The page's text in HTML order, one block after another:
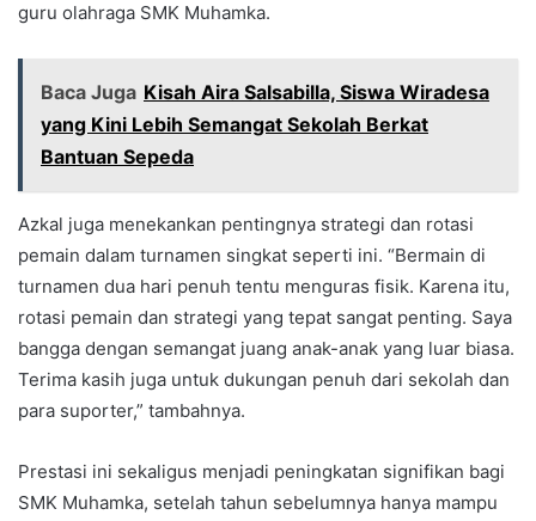
guru olahraga SMK Muhamka.
Baca Juga Kisah Aira Salsabilla, Siswa Wiradesa
yang Kini Lebih Semangat Sekolah Berkat
Bantuan Sepeda
Azkal juga menekankan pentingnya strategi dan rotasi
pemain dalam turnamen singkat seperti ini. “Bermain di
turnamen dua hari penuh tentu menguras fisik. Karena itu,
rotasi pemain dan strategi yang tepat sangat penting. Saya
bangga dengan semangat juang anak-anak yang luar biasa.
Terima kasih juga untuk dukungan penuh dari sekolah dan
para suporter,” tambahnya.
Prestasi ini sekaligus menjadi peningkatan signifikan bagi
SMK Muhamka, setelah tahun sebelumnya hanya mampu